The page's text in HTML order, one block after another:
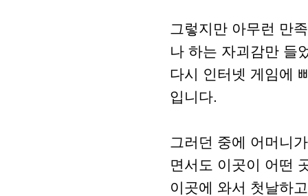
그렇지만 아무런 만
나 하는 자괴감만 들
다시 인터넷 게임에
입니다.
그러던 중에 어머니
면서도 이곳이 어떤
이곳에 와서 첫날하